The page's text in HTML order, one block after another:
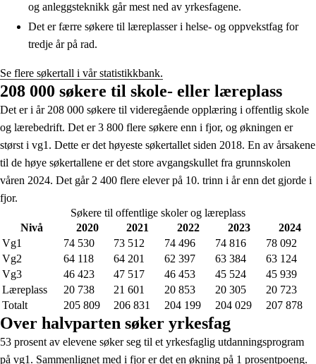
og anleggsteknikk går mest ned av yrkesfagene.
Det er færre søkere til læreplasser i helse- og oppvekstfag for
tredje år på rad.
Se flere søkertall i vår statistikkbank.
208 000 søkere til skole- eller læreplass
Det er i år 208 000 søkere til videregående opplæring i offentlig skole
og lærebedrift. Det er 3 800 flere søkere enn i fjor, og økningen er
størst i vg1. Dette er det høyeste søkertallet siden 2018. En av årsakene
til de høye søkertallene er det store avgangskullet fra grunnskolen
våren 2024. Det går 2 400 flere elever på 10. trinn i år enn det gjorde i
fjor.
Søkere til offentlige skoler og læreplass
Nivå
2020 2021 2022 2023
2024
Vg1
74 530 73 512 74 496 74 816
78 092
Vg2
64 118 64 201 62 397 63 384
63 124
Vg3
46 423 47 517 46 453 45 524
45 939
Læreplass
20 738 21 601 20 853 20 305
20 723
Totalt
205 809 206 831 204 199 204 029 207 878
Over halvparten søker yrkesfag
53 prosent av elevene søker seg til et yrkesfaglig utdanningsprogram
på vg1. Sammenlignet med i fjor er det en økning på 1 prosentpoeng.